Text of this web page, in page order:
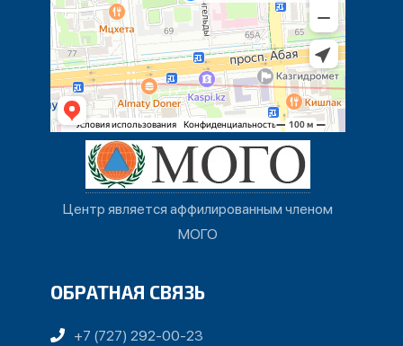
Центр является аффилированным членом
МОГО
ОБРАТНАЯ СВЯЗЬ
+7 (727) 292-00-23